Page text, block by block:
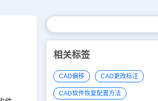
相关标签
CAD偏移 CAD更改标注
CAD软件恢复配置方法